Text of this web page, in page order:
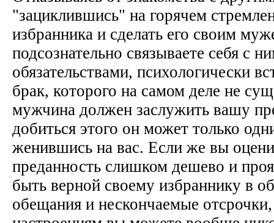
"зациклившись" на горячем
избранника и сделать его своим
подсознательно связываете себя с
обязательствами, психологически
брак, которого на самом деле не
мужчина должен заслужить вашу
добиться этого он может только
женившись на вас. Если же вы
преданность слишком дешево и
быть верной своему избраннику в
обещания и нескончаемые